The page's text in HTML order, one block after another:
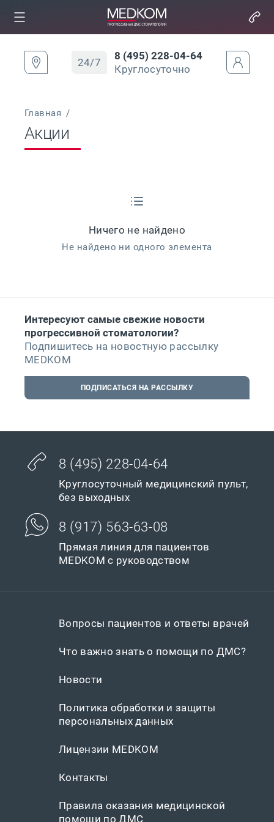
24/7
8 (495) 228-04-64
Круглосуточно
Главная /
Акции
Ничего не найдено
Не найдено ни одного элемента
Интересуют самые свежие новости
прогрессивной стоматологии?
Подпишитесь на новостную рассылку
MEDKOM
ПОДПИСАТЬСЯ НА РАССЫЛКУ
8 (495) 228-04-64
Круглосуточный медицинский пульт,
без выходных
8 (917) 563-63-08
Прямая линия для пациентов
MEDKOM с руководством
Вопросы пациентов и ответы врачей
Что важно знать о помощи по ДМС?
Новости
Политика обработки и защиты
персональных данных
Лицензии MEDKOM
Контакты
Правила оказания медицинской
помощи по ДМС